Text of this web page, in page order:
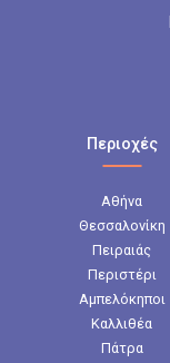
Περιοχές
Αθήνα
Θεσσαλονίκη
Πειραιάς
Περιστέρι
Αμπελόκηποι
Καλλιθέα
Πάτρα